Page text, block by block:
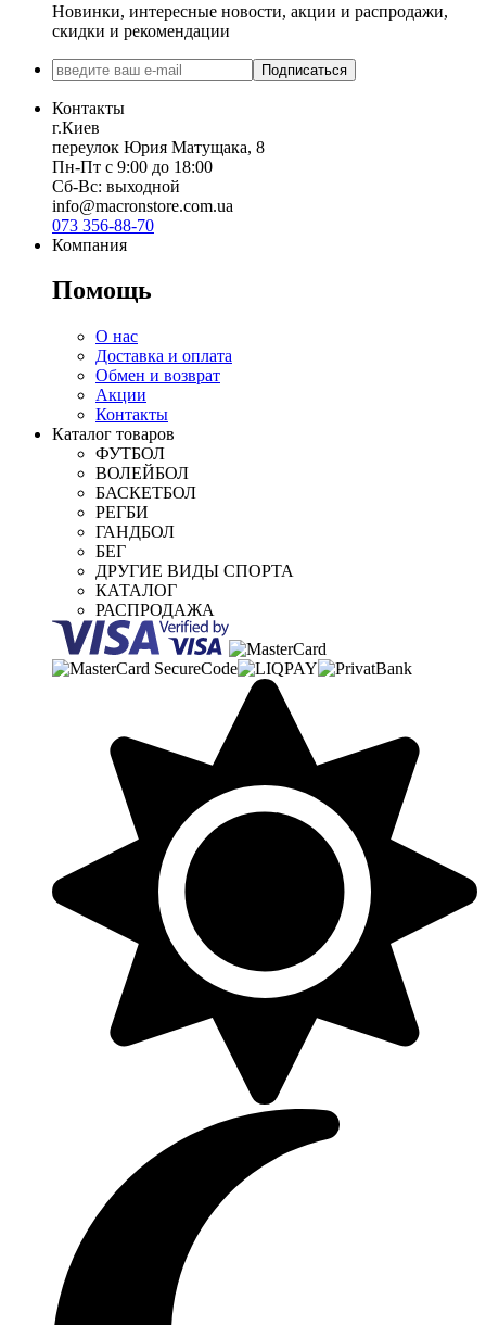
Новинки, интересные новости, акции и распродажи,
скидки и рекомендации
Подписаться
Контакты
г.Киев
переулок Юрия Матущака, 8
Пн-Пт с 9:00 до 18:00
Сб-Вс: выходной
info@macronstore.com.ua
073 356-88-70
Компания
Помощь
О нас
Доставка и оплата
Обмен и возврат
Акции
Контакты
Каталог товаров
ФУТБОЛ
ВОЛЕЙБОЛ
БАСКЕТБОЛ
РЕГБИ
ГАНДБОЛ
БЕГ
ДРУГИЕ ВИДЫ СПОРТА
КАТАЛОГ
РАСПРОДАЖА